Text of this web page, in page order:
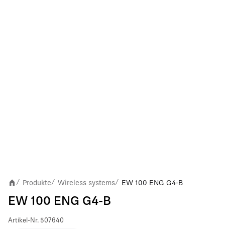
/ Produkte/ Wireless systems/ EW 100 ENG G4-B
EW 100 ENG G4-B
Artikel-Nr. 507640